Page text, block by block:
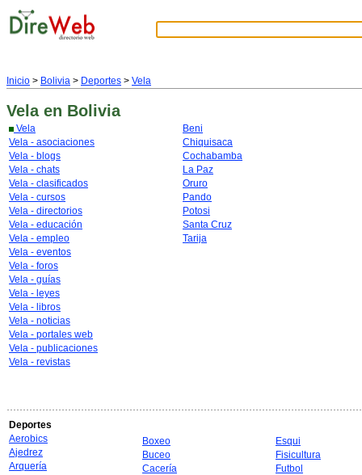
Inicio > Bolivia > Deportes > Vela
Vela en Bolivia
Vela
Vela - asociaciones
Vela - blogs
Vela - chats
Vela - clasificados
Vela - cursos
Vela - directorios
Vela - educación
Vela - empleo
Vela - eventos
Vela - foros
Vela - guías
Vela - leyes
Vela - libros
Vela - noticias
Vela - portales web
Vela - publicaciones
Vela - revistas
Beni
Chiquisaca
Cochabamba
La Paz
Oruro
Pando
Potosi
Santa Cruz
Tarija
Deportes
Aerobics
Ajedrez
Arquería
Boxeo
Buceo
Cacería
Esqui
Fisicultura
Futbol